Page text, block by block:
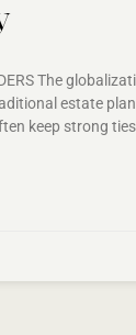
The
estate
keep strong